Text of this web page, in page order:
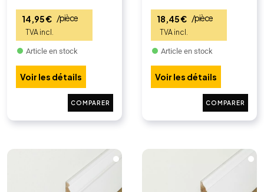
14,95€ /pièce
Article en stock
Voir les détails
COMPARER
18,45€ /pièce
Article en stock
Voir les détails
COMPARER